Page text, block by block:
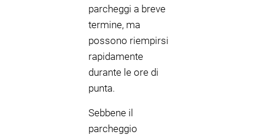
parcheggi a breve
termine, ma
possono riempirsi
rapidamente
durante le ore di
punta.
Sebbene il
parcheggio